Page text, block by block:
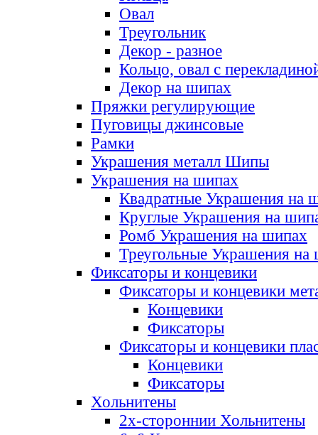
Овал
Треугольник
Декор - разное
Кольцо, овал с
Декор на шипах
Пряжки регулирующие
Пуговицы джинсовые
Рамки
Украшения металл Шипы
Украшения на шипах
Квадратные Украшения на
Круглые Украшения на
Ромб Украшения на шипах
Треугольные Украшения на
Фиксаторы и концевики
Фиксаторы и концевики
Концевики
Фиксаторы
Фиксаторы и концевики
Концевики
Фиксаторы
Хольнитены
2х-стороннии Хольнитены